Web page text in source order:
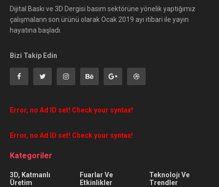
Dijital Baskı ve 3D Dergisi basım sektörüne yönelik yaptığımız
çalışmaların son ürünü olarak Ocak 2019 ayı itibari ile yayın
hayatına başladı.
Bizi Takip Edin
Error, no Ad ID set! Check your syntax!
Error, no Ad ID set! Check your syntax!
Kategoriler
3D, Katmanlı
Üretim
Fuarlar Ve
Etkinlikler
Teknolojı Ve
Trendler